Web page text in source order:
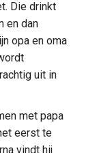
Die drinkt
en dan
opa en oma
uit in
met papa
eerst te
vindt hij